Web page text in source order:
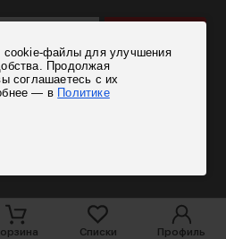
Списки Профиль
данных
cookie-файлы для улучшения
Продолжая
соглашаетесь с их
— в Политике